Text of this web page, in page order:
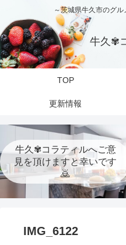
～茨城県牛久市のグ
牛久✾
TOP
更新情報
牛久✾コラティルへご意
見を頂けますと幸いです
🙇
IMG_6122